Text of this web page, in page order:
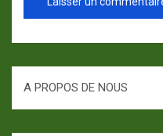
A PROPOS DE NOUS